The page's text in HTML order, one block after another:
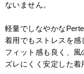
ないません。
軽量でしなやかな
着用でもストレスを感
フィット感も良く、
ズレにくく安定した着